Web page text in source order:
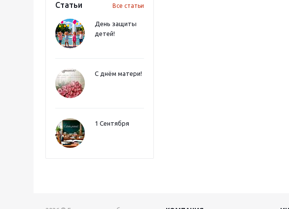
Статьи Все статьи
День защиты
детей!
С днём матери!
1 Сентября